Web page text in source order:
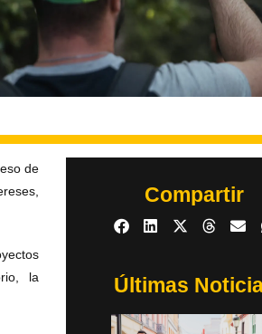
de
la
Compartir
Últimas